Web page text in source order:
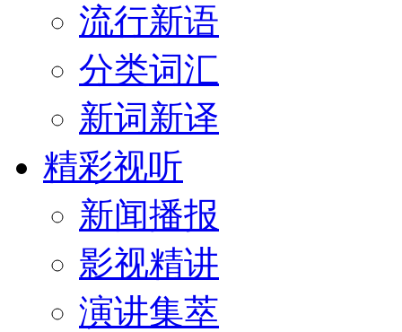
流行新语
分类词汇
新词新译
精彩视听
新闻播报
影视精讲
演讲集萃